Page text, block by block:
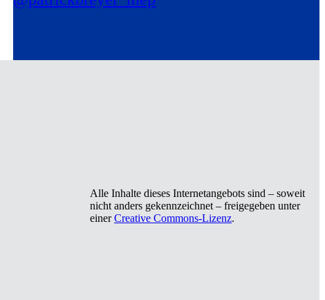
Alle Inhalte dieses Internetangebots sind – soweit
nicht anders gekennzeichnet – freigegeben unter
einerCreative Commons-Lizenz.